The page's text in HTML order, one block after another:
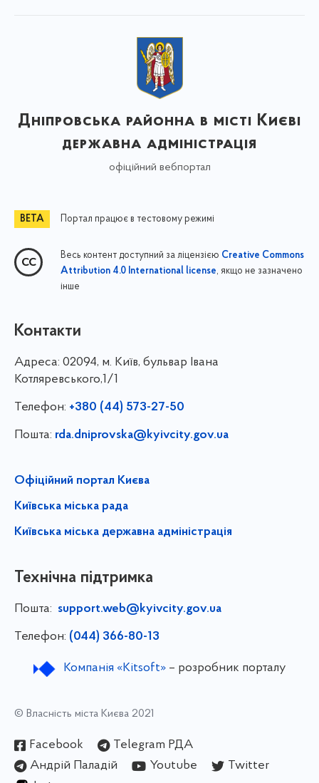
Дніпровська районна в місті Києві
державна адміністрація
офіційний вебпортал
Портал працює в тестовому режимі
Весь контент доступний за ліцензією Creative Commons
Attribution 4.0 International license, якщо не зазначено
інше
Контакти
Адреса: 02094, м. Київ, бульвар Івана
Котляревського,1/1
Телефон: +380 (44) 573-27-50
Пошта: rda.dniprovska@kyivcity.gov.ua
Офіційний портал Києва
Київська міська рада
Київська міська державна адміністрація
Технічна підтримка
Пошта: support.web@kyivcity.gov.ua
Телефон: (044) 366-80-13
Компанія «Kitsoft»– розробник порталу
© Власність міста Києва 2021
Facebook
Telegram РДА
Андрій Паладій
Youtube
Twitter